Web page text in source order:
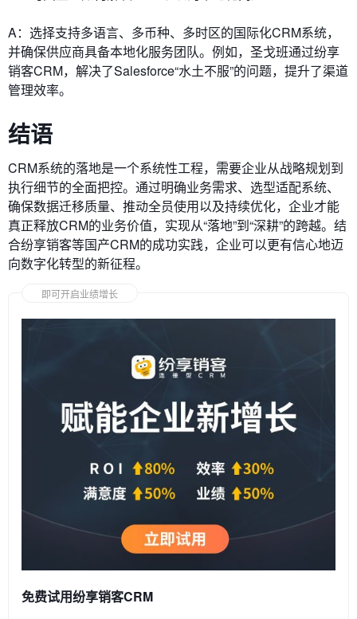
A：选择支持多语言、多币种、多时区的国际化CRM系统，
并确保供应商具备本地化服务团队。例如，圣戈班通过纷享
销客CRM，解决了Salesforce“水土不服”的问题，提升了渠道
管理效率。
结语
CRM系统的落地是一个系统性工程，需要企业从战略规划到
执行细节的全面把控。通过明确业务需求、选型适配系统、
确保数据迁移质量、推动全员使用以及持续优化，企业才能
真正释放CRM的业务价值，实现从“落地”到“深耕”的跨越。结
合纷享销客等国产CRM的成功实践，企业可以更有信心地迈
向数字化转型的新征程。
即可开启业绩增长
免费试用纷享销客CRM